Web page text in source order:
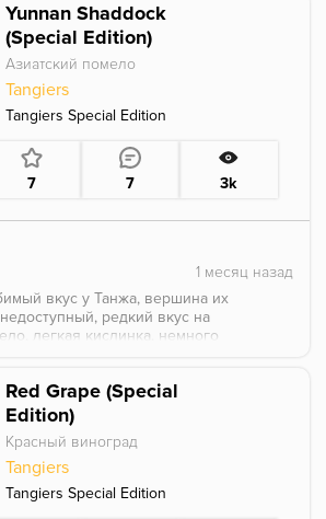
to be completely knocked out
your girlfriend is getting on your
a moment of peace. シ
Yunnan Shaddock
(Special Edition)
Азиатский помело
Tangiers
Tangiers Special Edition
7 7 3k
вкус у Танжа, вершина их
редкий вкус на
легкая кислинка, немного
Red Grape (Special
Edition)
Красный виноград
Tangiers
Tangiers Special Edition